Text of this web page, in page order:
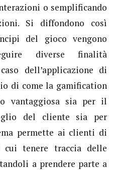
o semplificando
Si diffondono così
del gioco vengono
diverse finalità
dell’applicazione di
di come la gamification
vantaggiosa sia per il
del cliente sia per
permette ai clienti di
cui tenere traccia delle
a prendere parte a